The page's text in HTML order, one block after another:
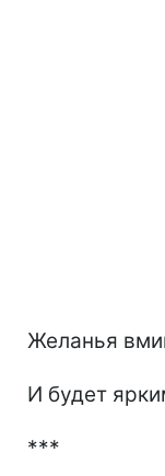
Желанья
И будет
***